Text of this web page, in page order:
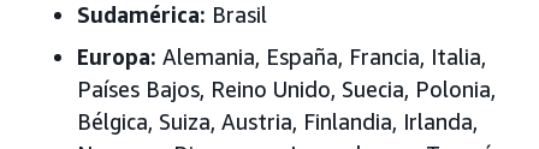
Sudamérica: Brasil
Europa: Alemania, España, Francia, Italia,
Países Bajos, Reino Unido, Suecia, Polonia,
Bélgica, Suiza, Austria, Finlandia, Irlanda,